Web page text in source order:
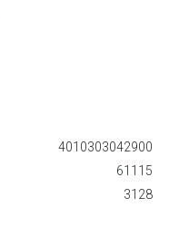
4010303042900
61115
3128